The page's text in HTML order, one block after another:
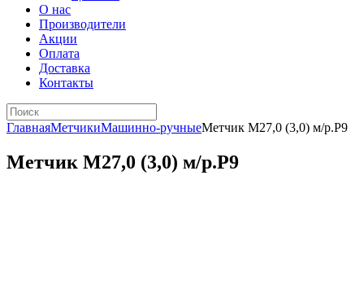
О нас
Производители
Акции
Оплата
Доставка
Контакты
ГлавнаяМетчикиМашинно-ручныеМетчик М27,0 (3,0) м/р.Р9
Метчик М27,0 (3,0) м/р.Р9